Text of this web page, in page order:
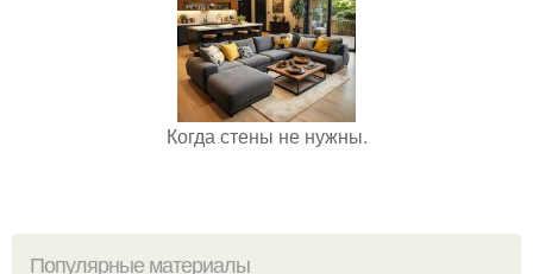
Когда стены не нужны.
Популярные материалы